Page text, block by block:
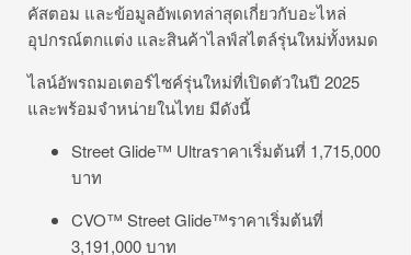
คัสตอม และข้อมูลอัพเดทล่าสุดเกี่ยวกับอะไหล่
อุปกรณ์ตกแต่ง และสินค้าไลฟ์สไตล์รุ่นใหม่ทั้งหมด
ไลน์อัพรถมอเตอร์ไซค์รุ่นใหม่ที่เปิดตัวในปี 2025
และพร้อมจำหน่ายในไทย มีดังนี้
Street Glide™ Ultraราคาเริ่มต้นที่ 1,715,000
บาท
CVO™ Street Glide™ราคาเริ่มต้นที่
3,191,000 บาท